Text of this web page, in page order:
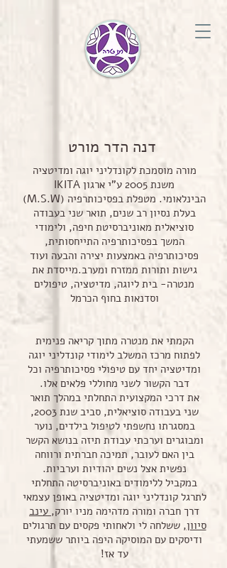
דנה הדר מורט
מורה מוסמכת לקונדליני יוגה ומדיטציה
משנת 2005 ע"י ארגון IKITA
הבינלאומי.
מטפלת בפסיכותרפיה (M.S.W)
בעלת נסיון רב שנים, תואר שני בעבודה
סוציאלית מאוניברסיטת חיפה, ולימודי
המשך בפסיכותרפיה התייחסותית,
פסיכותרפיה באמצעות יצירה והבעה ועוד
גישות ותורות ממזרח ומערב.מייסדת את
מנטרה- בית ליוגה, מדיטציה, טיפולים
וסדנאות בחוף הכרמל
הקמתי את מנטרה מתוך קריאה פנימית
לפתוח מרכז המשלב לימודי קונדליני יוגה
ומדיטציה יחד עם טיפולי פסיכותרפיה וכל
דבר הקשור לשני מחוללי פלאים אלו.
את דרכי המקצועית התחלתי במהלך תואר
שני בעבודה סוציאלית, סביב שנת 2003,
במסגרתו נחשפתי לטיפול בילדים, נוער
ומבוגרים וערכתי עבודת תיזה בנושא הקשר
בין האם לעובר, תמיכה חברתית ורווחה
נפשית אצל נשים יהודיות וערביות.
במקביל ללימודים באוניברסיטה התחלתי
לתרגל קונדליני יוגה ומדיטציה באופן עצמאי
דרך חברה ומורה מדהימה מניו יורק, עינב
סיוון, ששלחה לי ולאחותי פקסים עם תרגולים
ודיסקים עם המוסיקה היפה ביותר ששמעתי
עד אז!